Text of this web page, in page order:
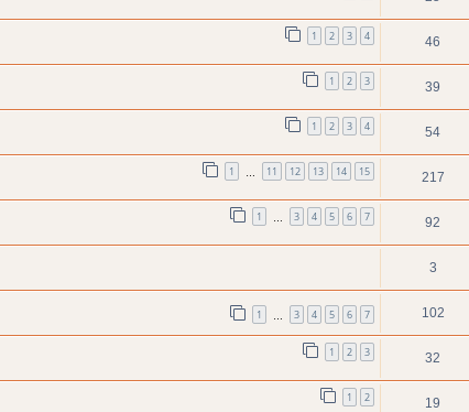
1 2 3 4 46
1 2 3 39
1 2 3 4 54
1 11 12 13 14 15 217
1 3 4 5 6 7 92
3
1 3 4 5 6 7 102
1 2 3 32
1 2 19